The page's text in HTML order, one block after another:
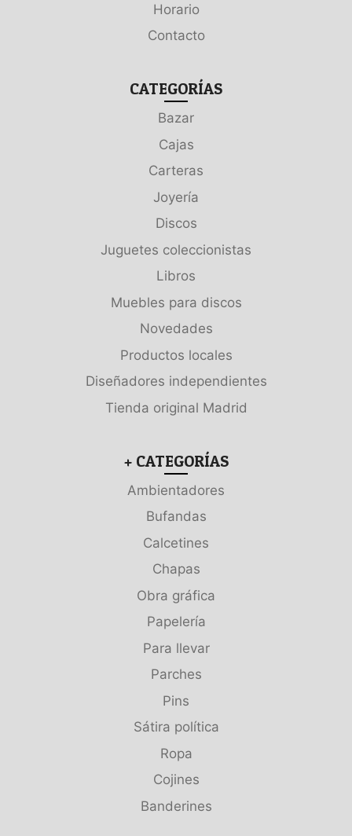
Horario
Contacto
CATEGORÍAS
Bazar
Cajas
Carteras
Joyería
Discos
Juguetes coleccionistas
Libros
Muebles para discos
Novedades
Productos locales
Diseñadores independientes
Tienda original Madrid
+ CATEGORÍAS
Ambientadores
Bufandas
Calcetines
Chapas
Obra gráfica
Papelería
Para llevar
Parches
Pins
Sátira política
Ropa
Cojines
Banderines